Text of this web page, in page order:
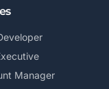
Manager